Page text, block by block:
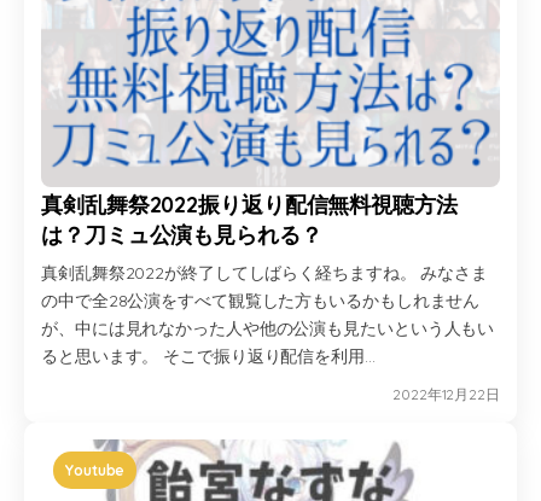
真剣乱舞祭2022振り返り配信無料視聴方法
は？刀ミュ公演も見られる？
真剣乱舞祭2022が終了してしばらく経ちますね。 みなさま
の中で全28公演をすべて観覧した方もいるかもしれません
が、中には見れなかった人や他の公演も見たいという人もい
ると思います。 そこで振り返り配信を利用…
2022年12月22日
Youtube